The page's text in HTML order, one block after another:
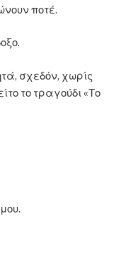
ποτέ.
σχεδόν, χωρίς
το τραγούδι «Το